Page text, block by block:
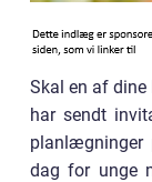
Skal en af dine
har sendt
planlægninger
dag for unge